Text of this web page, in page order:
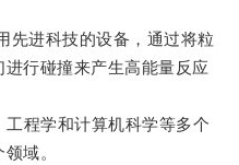
进科技的设备，通过将粒
行碰撞来产生高能量反应
程学和计算机科学等多个
域。